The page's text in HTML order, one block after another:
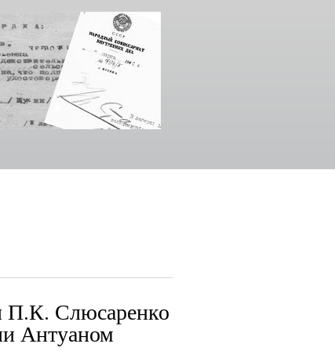
П.К. Слюсаренко
Антуаном